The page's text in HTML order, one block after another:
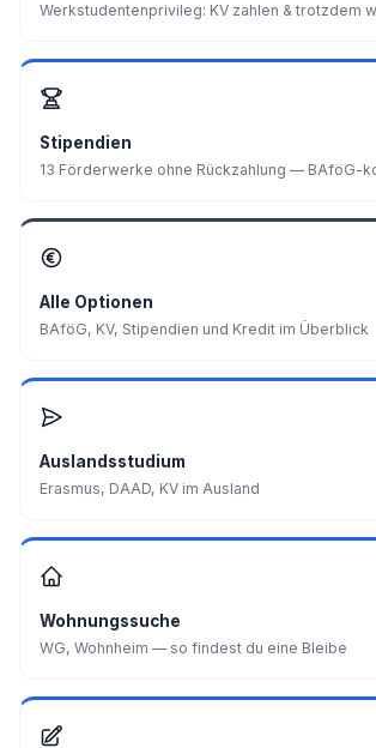
Werkstudentenprivileg: KV zahlen & trotzdem
Stipendien
13 Förderwerke ohne Rückzahlung — BAföG-
Alle Optionen
BAföG, KV, Stipendien und Kredit im Überblick
Auslandsstudium
Erasmus, DAAD, KV im Ausland
Wohnungssuche
WG, Wohnheim — so findest du eine Bleibe